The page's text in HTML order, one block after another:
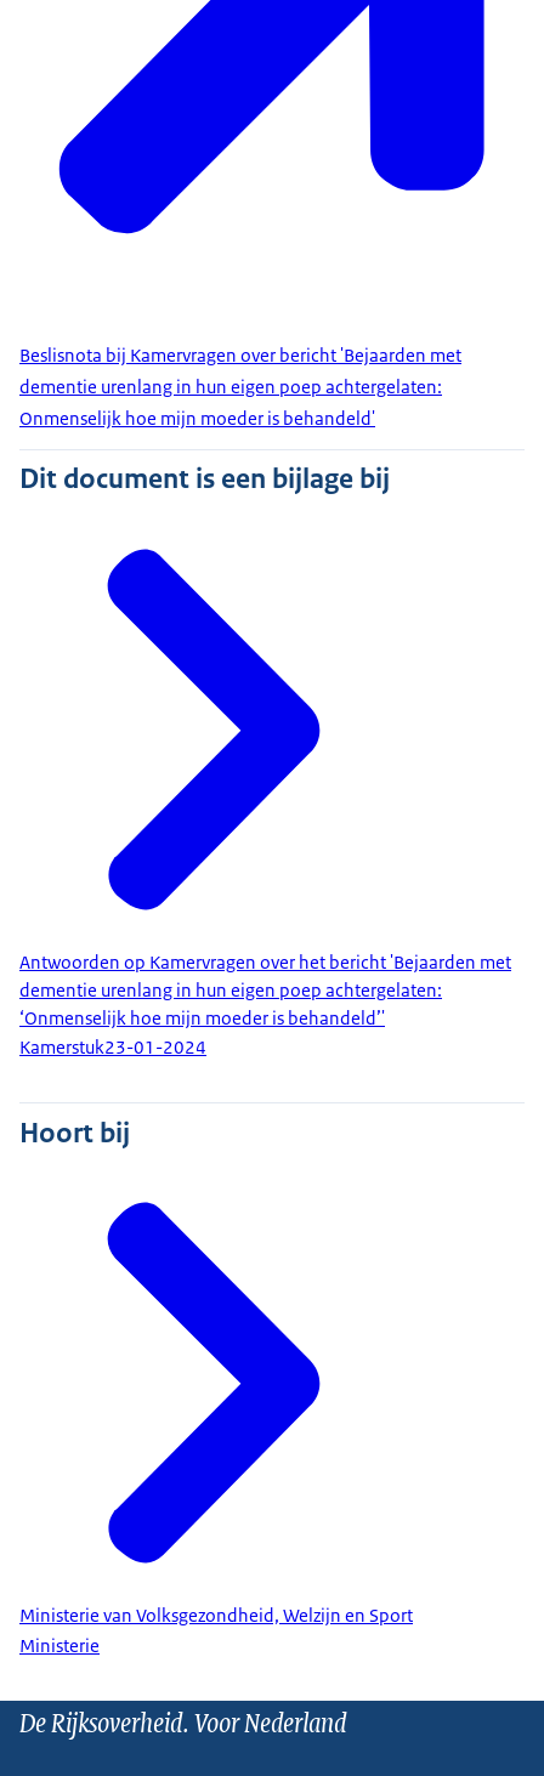
Beslisnota bij Kamervragen over bericht 'Bejaarden met
dementie urenlang in hun eigen poep achtergelaten:
Onmenselijk hoe mijn moeder is behandeld'
Dit document is een bijlage bij
Antwoorden op Kamervragen over het bericht 'Bejaarden met
dementie urenlang in hun eigen poep achtergelaten:
‘Onmenselijk hoe mijn moeder is behandeld’'
Kamerstuk23-01-2024
Hoort bij
Ministerie van Volksgezondheid, Welzijn en Sport
Ministerie
De Rijksoverheid. Voor Nederland